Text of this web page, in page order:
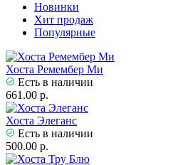
Новинки
Хит продаж
Популярные
Хоста Ремембер Ми
Есть в наличии
661.00 р.
Хоста Элеганс
Есть в наличии
500.00 р.